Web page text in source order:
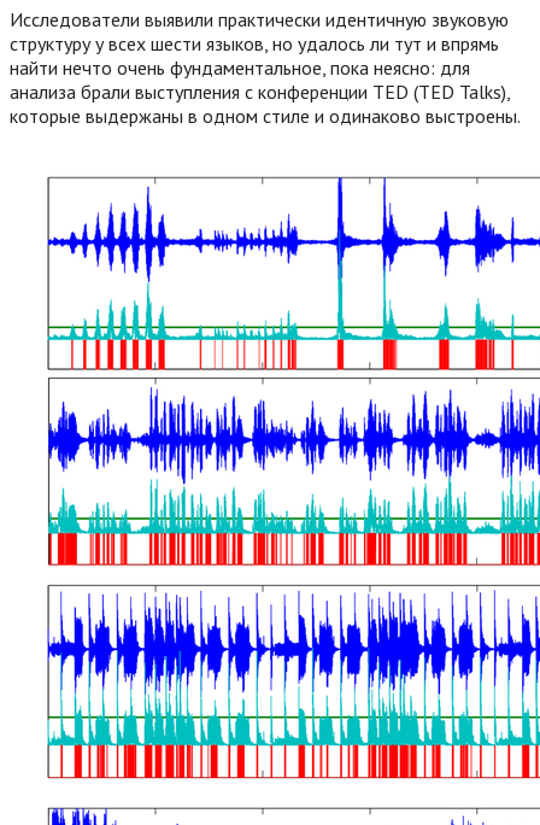
Исследователи выявили практически идентичную звуковую
структуру у всех шести языков, но удалось ли тут и впрямь
найти нечто очень фундаментальное, пока неясно: для
анализа брали выступления с конференции TED (TED Talks),
которые выдержаны в одном стиле и одинаково выстроены.